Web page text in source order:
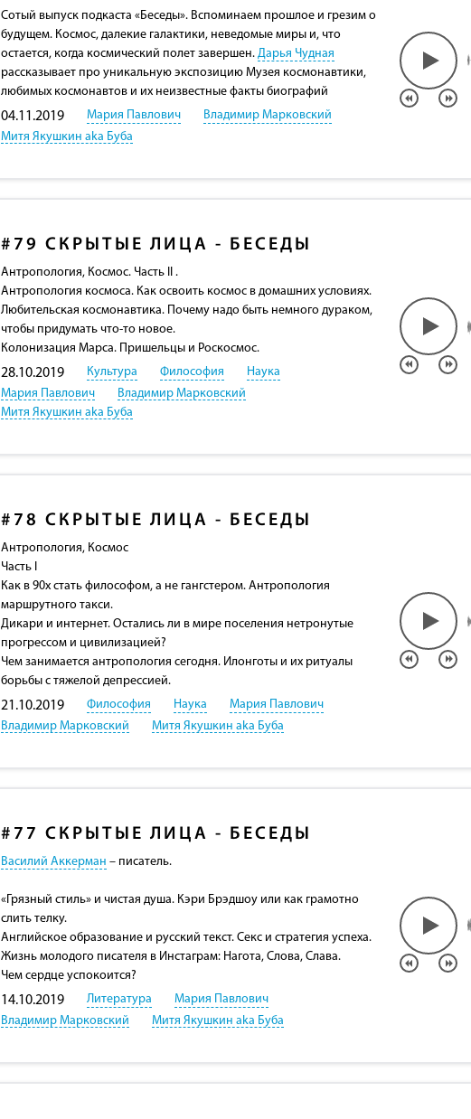
Сотый выпуск подкаста «Беседы». Вспоминаем прошлое и грезим о
будущем. Космос, далекие галактики, неведомые миры и, что
остается, когда космический полет завершен. Дарья Чудная
рассказывает про уникальную экспозицию Музея космонавтики,
любимых космонавтов и их неизвестные факты биографий
04.11.2019 Мария Павлович
Владимир Марковский
Митя Якушкин aka Буба
#79 СКРЫТЫЕ ЛИЦА - БЕСЕДЫ
Антропология, Космос. Часть II .
Антропология космоса. Как освоить космос в домашних условиях.
Любительская космонавтика. Почему надо быть немного дураком,
чтобы придумать что-то новое.
Колонизация Марса. Пришельцы и Роскосмос.
28.10.2019 Культура Философия
Наука
Мария Павлович
Владимир Марковский
Митя Якушкин aka Буба
#78 СКРЫТЫЕ ЛИЦА - БЕСЕДЫ
Антропология, Космос
Часть I
Как в 90х стать философом, а не гангстером. Антропология
маршрутного такси.
Дикари и интернет. Остались ли в мире поселения нетронутые
прогрессом и цивилизацией?
Чем занимается антропология сегодня. Илонготы и их ритуалы
борьбы с тяжелой депрессией.
21.10.2019 Философия Наука
Мария Павлович
Владимир Марковский
Митя Якушкин aka Буба
#77 СКРЫТЫЕ ЛИЦА - БЕСЕДЫ
Василий Аккерман – писатель.
«Грязный стиль» и чистая душа. Кэри Брэдшоу или как грамотно
слить телку.
Английское образование и русский текст. Секс и стратегия успеха.
Жизнь молодого писателя в Инстаграм: Нагота, Слова, Слава.
Чем сердце успокоится?
14.10.2019 Литература
Мария Павлович
Владимир Марковский
Митя Якушкин aka Буба